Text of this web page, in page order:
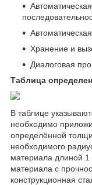
Хранение и
Диалоговая
Таблица
В таблице
необходимо
определённой
необходимого
материала длиной 1
материала с
конструкционная